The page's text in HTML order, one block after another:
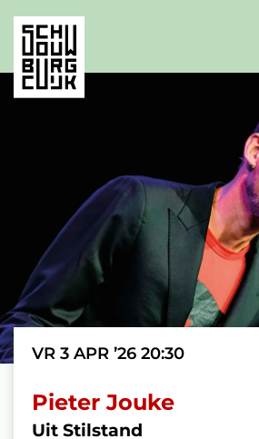
Pieter Jouke
Uit Stilstand
VR 3 APR ’26 20:30